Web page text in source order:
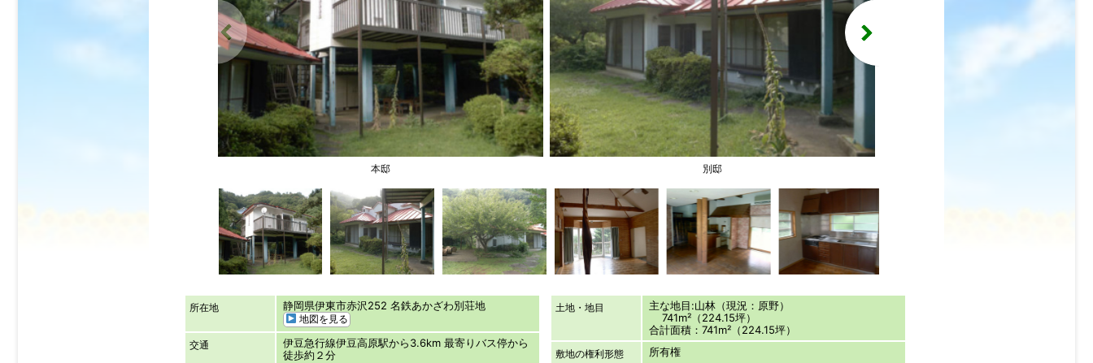
本邸 別邸
所在地 静岡県伊東市赤沢252 名鉄あかざわ別荘地
地図を見る
交通
伊豆急行線伊豆高原駅から3.6km 最寄りバス停から
徒歩約２分
土地・地目
主な地目:山林（現況：原野）
741m²（224.15坪）
合計面積：741m²（224.15坪）
敷地の権利形態 所有権